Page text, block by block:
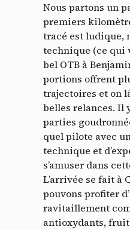
Nous partons un
premiers
tracé est ludique,
technique (ce qui
bel OTB à
portions offrent
trajectoires et on
belles relances. Il
parties
quel pilote avec
technique et
s’amuser dans
L’arrivée se fait à
pouvons profiter
ravitaillement
antioxydants,